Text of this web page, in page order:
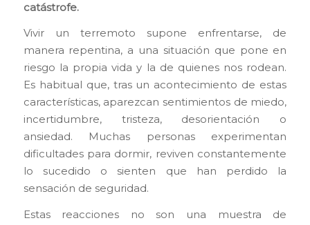
catástrofe.
Vivir un terremoto supone enfrentarse, de
manera repentina, a una situación que pone en
riesgo la propia vida y la de quienes nos rodean.
Es habitual que, tras un acontecimiento de estas
características, aparezcan sentimientos de miedo,
incertidumbre, tristeza, desorientación o
ansiedad. Muchas personas experimentan
dificultades para dormir, reviven constantemente
lo sucedido o sienten que han perdido la
sensación de seguridad.
Estas reacciones no son una muestra de